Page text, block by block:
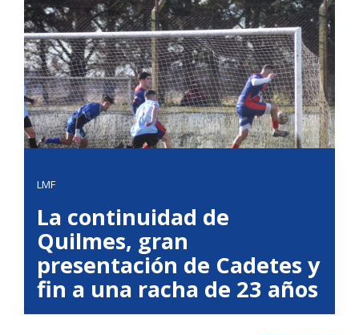
LMF
La continuidad de
Quilmes, gran
presentación de Cadetes y
fin a una racha de 23 años